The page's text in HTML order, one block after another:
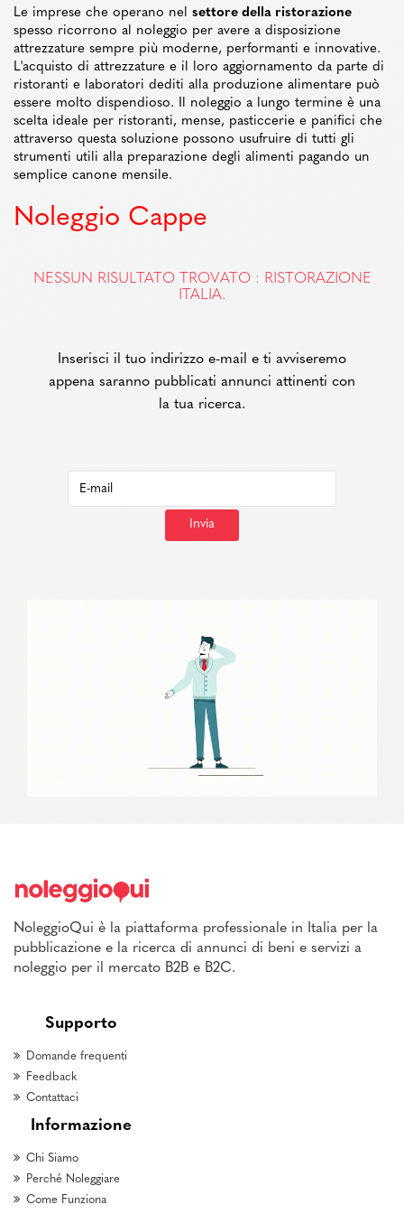
Le imprese che operano nel settore della ristorazione
spesso ricorrono al noleggio per avere a disposizione
attrezzature sempre più moderne, performanti e innovative.
L'acquisto di attrezzature e il loro aggiornamento da parte di
ristoranti e laboratori dediti alla produzione alimentare può
essere molto dispendioso. Il noleggio a lungo termine è una
scelta ideale per ristoranti, mense, pasticcerie e panifici che
attraverso questa soluzione possono usufruire di tutti gli
strumenti utili alla preparazione degli alimenti pagando un
semplice canone mensile.
Noleggio Cappe
NESSUN RISULTATO TROVATO : RISTORAZIONE
ITALIA.
Inserisci il tuo indirizzo e-mail e ti avviseremo
appena saranno pubblicati annunci attinenti con
la tua ricerca.
Invia
NoleggioQui è la piattaforma professionale in Italia per la
pubblicazione e la ricerca di annunci di beni e servizi a
noleggio per il mercato B2B e B2C.
Supporto
Domande frequenti
Feedback
Contattaci
Informazione
Chi Siamo
Perché Noleggiare
Come Funziona